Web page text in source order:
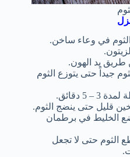
في وعاء ساخن.
يد الهون.
جيداً حتى يتوزع الثوم
دقائق.
قليل حتى ينضج الثوم.
ضع الخليط في برطمان
الثوم حتى لا تجعل